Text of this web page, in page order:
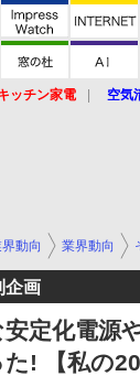
ッチン家電 空気
動向 業界動向
企画
安定化電源
! 【私の